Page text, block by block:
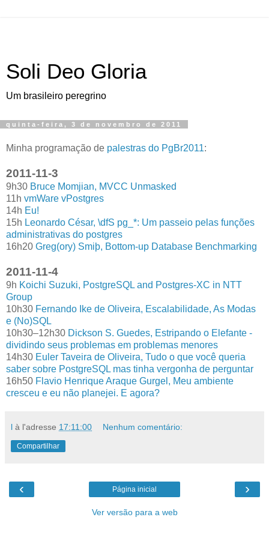
Soli Deo Gloria
Um brasileiro peregrino
quinta-feira, 3 de novembro de 2011
Minha programação de palestras do PgBr2011:
2011-11-3
9h30 Bruce Momjian, MVCC Unmasked
11h vmWare vPostgres
14h Eu!
15h Leonardo César, \dfS pg_*: Um passeio pelas funções
administrativas do postgres
16h20 Greg(ory) Smiþ, Bottom-up Database Benchmarking
2011-11-4
9h Koichi Suzuki, PostgreSQL and Postgres-XC in NTT
Group
10h30 Fernando Ike de Oliveira, Escalabilidade, As Modas
e (No)SQL
10h30–12h30 Dickson S. Guedes, Estripando o Elefante -
dividindo seus problemas em problemas menores
14h30 Euler Taveira de Oliveira, Tudo o que você queria
saber sobre PostgreSQL mas tinha vergonha de perguntar
16h50 Flavio Henrique Araque Gurgel, Meu ambiente
cresceu e eu não planejei. E agora?
l à l'adresse 17:11:00 Nenhum comentário:
Compartilhar
‹ ›
Página inicial
Ver versão para a web